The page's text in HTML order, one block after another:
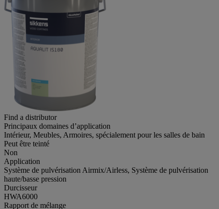
Find a distributor
Principaux domaines d’application
Intérieur, Meubles, Armoires, spécialement pour les salles de bain
Peut être teinté
Non
Application
Système de pulvérisation Airmix/Airless, Système de pulvérisation
haute/basse pression
Durcisseur
HWA6000
Rapport de mélange